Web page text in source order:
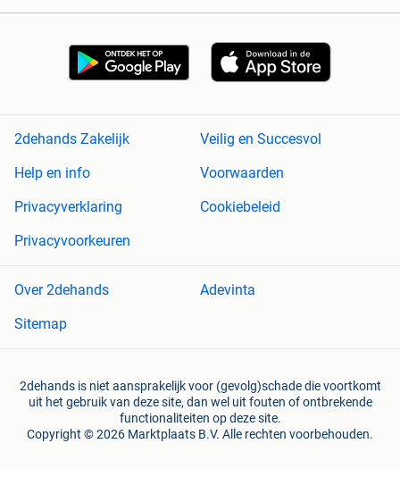
2dehands Zakelijk
Veilig en Succesvol
Help en info
Voorwaarden
Privacyverklaring
Cookiebeleid
Privacyvoorkeuren
Over 2dehands
Adevinta
Sitemap
2dehands is niet aansprakelijk voor (gevolg)schade die voortkomt
uit het gebruik van deze site, dan wel uit fouten of ontbrekende
functionaliteiten op deze site.
Copyright © 2026 Marktplaats B.V. Alle rechten voorbehouden.